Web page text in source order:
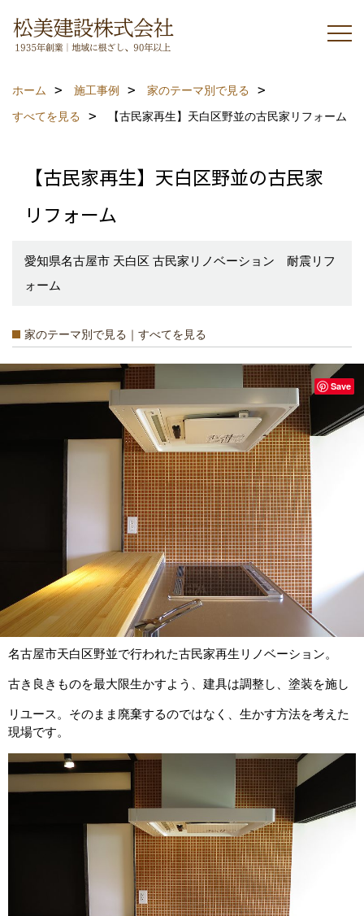
ホーム 施工事例
家のテーマ別で見る
すべてを見る
【古民家再生】天白区野並の古民家リフォーム
【古民家再生】天白区野並の古民家
リフォーム
愛知県名古屋市 天白区 古民家リノベーション 耐震リフ
ォーム
家のテーマ別で見る｜すべてを見る
名古屋市天白区野並で行われた古民家再生リノベーション。
古き良きものを最大限生かすよう、建具は調整し、塗装を施し
リユース。そのまま廃棄するのではなく、生かす方法を考えた
現場です。
Save